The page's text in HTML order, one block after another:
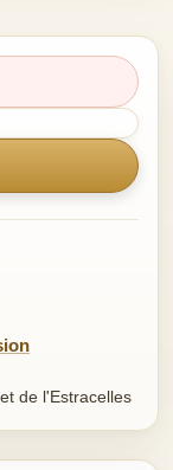
de l'Estracelles